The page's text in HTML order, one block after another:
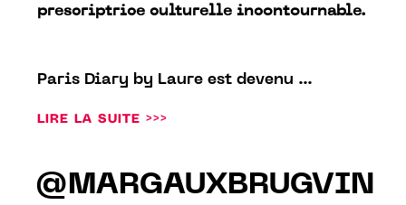
prescriptrice culturelle incontournable.
Paris Diary by Laure est devenu ...
LIRE LA SUITE >>>
@MARGAUXBRUGVIN